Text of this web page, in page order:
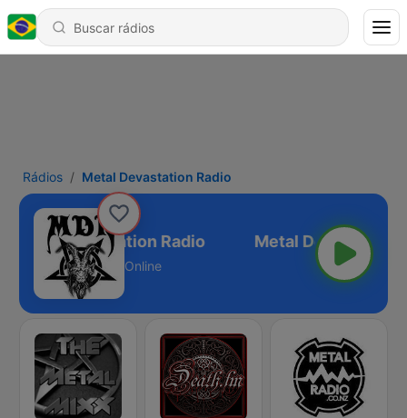
Rádios Metal Devastation Radio
Metal Devastation Radio
Online